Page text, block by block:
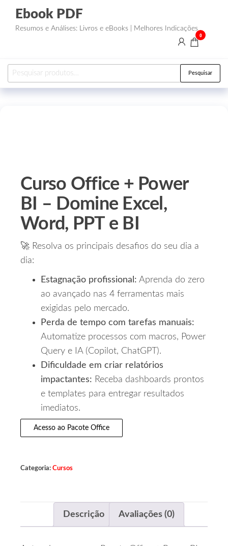
Ebook PDF
Resumos e Análises: Livros e eBooks | Melhores Indicações
0
Pesquisar
Curso Office + Power
BI – Domine Excel,
Word, PPT e BI
🚀 Resolva os principais desafios do seu dia a
dia:
Estagnação profissional: Aprenda do zero
ao avançado nas 4 ferramentas mais
exigidas pelo mercado.
Perda de tempo com tarefas manuais:
Automatize processos com macros, Power
Query e IA (Copilot, ChatGPT).
Dificuldade em criar relatórios
impactantes: Receba dashboards prontos
e templates para entregar resultados
imediatos.
Acesso ao Pacote Office
Categoria: Cursos
Descrição Avaliações (0)